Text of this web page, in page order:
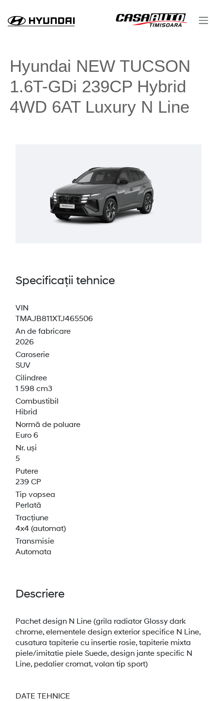
Hyundai NEW TUCSON
1.6T-GDi 239CP Hybrid
4WD 6AT Luxury N Line
Specificații tehnice
VIN
TMAJB811XTJ465506
An de fabricare
2026
Caroserie
SUV
Cilindree
1 598 cm3
Combustibil
Hibrid
Normă de poluare
Euro 6
Nr. uși
5
Putere
239 CP
Tip vopsea
Perlată
Tracțiune
4x4 (automat)
Transmisie
Automata
Descriere
Pachet design N Line (grila radiator Glossy dark
chrome, elementele design exterior specifice N Line,
cusatura tapiterie cu insertie rosie, tapiterie mixta
piele/imitatie piele Suede, design jante specific N
Line, pedalier cromat, volan tip sport)
DATE TEHNICE